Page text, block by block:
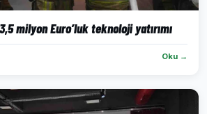
milyon Euro’luk teknoloji yatırımı
Oku →